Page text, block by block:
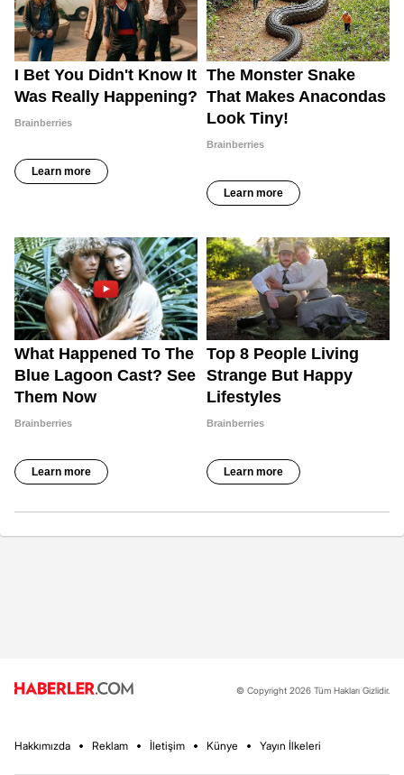
© Copyright 2026 Tüm Hakları Gizlidir.
Hakkımızda Reklam İletişim Künye Yayın İlkeleri